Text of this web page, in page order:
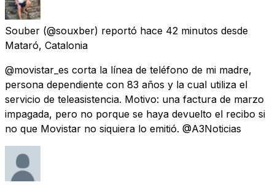
Souber (@souxber) reportó hace 42 minutos desde
Mataró, Catalonia
@movistar_es corta la línea de teléfono de mi madre,
persona dependiente con 83 años y la cual utiliza el
servicio de teleasistencia. Motivo: una factura de marzo
impagada, pero no porque se haya devuelto el recibo si
no que Movistar no siquiera lo emitió. @A3Noticias